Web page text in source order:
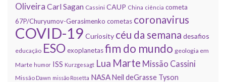
Oliveira Carl Sagan Cassini CAUP China ciência cometa
67P/Churyumov-Gerasimenko cometas coronavirus
COVID-19 Curiosity céu da semana desafios
educação ESOexoplanetasfim do mundo geologia em
Marte humor ISS Kurzgesagt Lua Marte Missão Cassini
Missão Dawn missão Rosetta NASANeil deGrasse Tyson